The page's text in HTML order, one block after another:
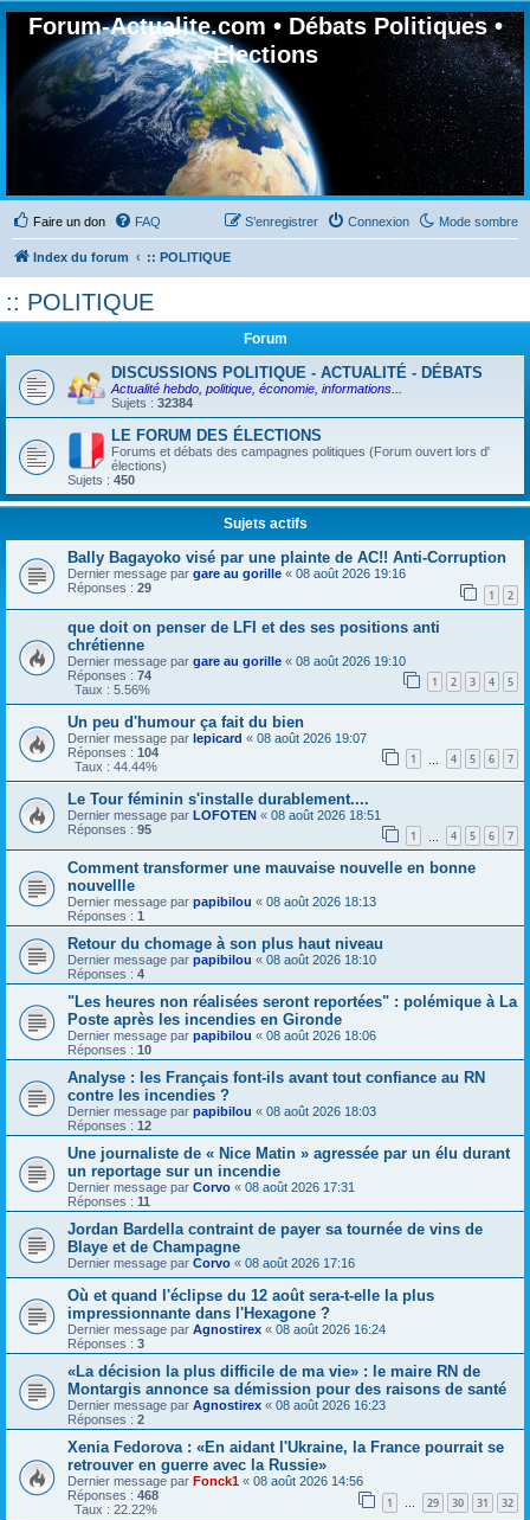
Forum-Actualite.com • Débats Politiques •
Elections
Faire un don Mode sombre
FAQ Connexion
S’enregistrer
Index du forum :: POLITIQUE
:: POLITIQUE
Forum
DISCUSSIONS POLITIQUE - ACTUALITÉ - DÉBATS
Actualité hebdo, politique, économie, informations...
Sujets : 32384
LE FORUM DES ÉLECTIONS
Forums et débats des campagnes politiques (Forum ouvert lors d'
élections)
Sujets : 450
Sujets actifs
Bally Bagayoko visé par une plainte de AC!! Anti-Corruption
Dernier message par gare au gorille « 08 août 2026 19:16
Réponses : 29 1 2
que doit on penser de LFI et des ses positions anti
chrétienne
Dernier message par gare au gorille « 08 août 2026 19:10
Réponses : 74 1 2 3 4 5
Taux : 5.56%
Un peu d'humour ça fait du bien
Dernier message par lepicard « 08 août 2026 19:07
Réponses : 104 1 4 5 6 7
Taux : 44.44%
Le Tour féminin s'installe durablement....
Dernier message par LOFOTEN « 08 août 2026 18:51
Réponses : 95 1 4 5 6 7
Comment transformer une mauvaise nouvelle en bonne
nouvellle
Dernier message par papibilou « 08 août 2026 18:13
Réponses : 1
Retour du chomage à son plus haut niveau
Dernier message par papibilou « 08 août 2026 18:10
Réponses : 4
"Les heures non réalisées seront reportées" : polémique à La
Poste après les incendies en Gironde
Dernier message par papibilou « 08 août 2026 18:06
Réponses : 10
Analyse : les Français font-ils avant tout confiance au RN
contre les incendies ?
Dernier message par papibilou « 08 août 2026 18:03
Réponses : 12
Une journaliste de « Nice Matin » agressée par un élu durant
un reportage sur un incendie
Dernier message par Corvo « 08 août 2026 17:31
Réponses : 11
Jordan Bardella contraint de payer sa tournée de vins de
Blaye et de Champagne
Dernier message par Corvo « 08 août 2026 17:16
Où et quand l'éclipse du 12 août sera-t-elle la plus
impressionnante dans l'Hexagone ?
Dernier message par Agnostirex « 08 août 2026 16:24
Réponses : 3
«La décision la plus difficile de ma vie» : le maire RN de
Montargis annonce sa démission pour des raisons de santé
Dernier message par Agnostirex « 08 août 2026 16:23
Réponses : 2
Xenia Fedorova : «En aidant l'Ukraine, la France pourrait se
retrouver en guerre avec la Russie»
Dernier message par Fonck1 « 08 août 2026 14:56
Réponses : 468 1 … 29 30 31 32
Taux : 22.22%